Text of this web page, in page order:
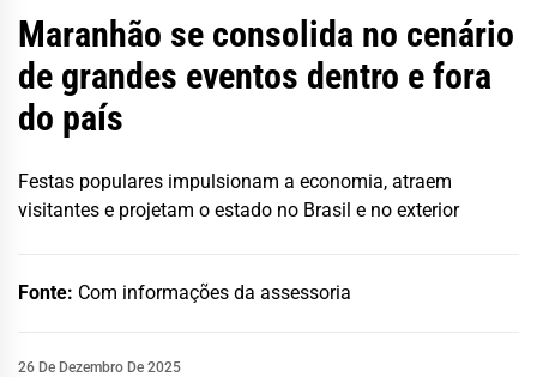
Maranhão se consolida no cenário
de grandes eventos dentro e fora
do país
Festas populares impulsionam a economia, atraem
visitantes e projetam o estado no Brasil e no exterior
Fonte: Com informações da assessoria
26 De Dezembro De 2025